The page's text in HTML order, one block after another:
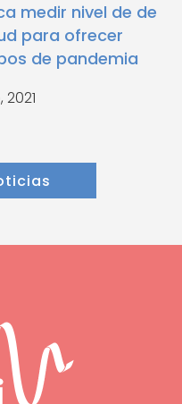
medir nivel de de
para ofrecer
de pandemia